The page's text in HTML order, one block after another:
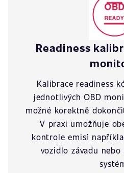
Readiness
Kalibrace readiness
jednotlivých OBD
možné korektně
V praxi umožňuje
kontrole emisí
vozidlo závadu